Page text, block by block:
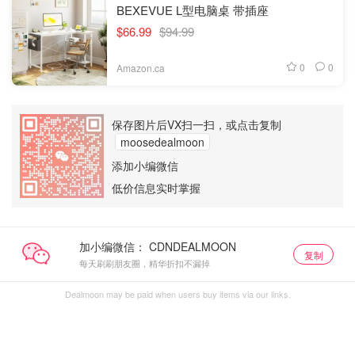
BEXEVUE L型电脑桌 带插座
$66.99 $94.99
Amazon.ca 0 0
保存图片后VX扫一扫，或点击复制
moosedealmoon
添加小编微信
低价信息实时掌握
加小编微信：
每天刷刷朋友圈，精华折扣不漏掉
复制
Dealmoon may be paid when users buy items via our links.